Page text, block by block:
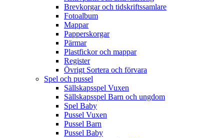
Brevkorgar och tidskriftssamlare
Fotoalbum
Mappar
Papperskorgar
Pärmar
Plastfickor och mappar
Register
Övrigt Sortera och förvara
Spel och pussel
Sällskapsspel Vuxen
Sällskapsspel Barn och ungdom
Spel Baby
Pussel Vuxen
Pussel Barn
Pussel Baby